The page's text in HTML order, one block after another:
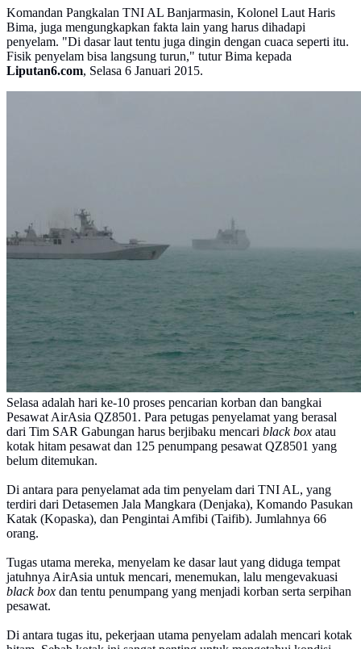
Komandan Pangkalan TNI AL Banjarmasin, Kolonel Laut Haris
Bima, juga mengungkapkan fakta lain yang harus dihadapi
penyelam. "Di dasar laut tentu juga dingin dengan cuaca seperti itu.
Fisik penyelam bisa langsung turun," tutur Bima kepada
Liputan6.com, Selasa 6 Januari 2015.
Selasa adalah hari ke-10 proses pencarian korban dan bangkai
Pesawat AirAsia QZ8501. Para petugas penyelamat yang berasal
dari Tim SAR Gabungan harus berjibaku mencari black box atau
kotak hitam pesawat dan 125 penumpang pesawat QZ8501 yang
belum ditemukan.
Di antara para penyelamat ada tim penyelam dari TNI AL, yang
terdiri dari Detasemen Jala Mangkara (Denjaka), Komando Pasukan
Katak (Kopaska), dan Pengintai Amfibi (Taifib). Jumlahnya 66
orang.
Tugas utama mereka, menyelam ke dasar laut yang diduga tempat
jatuhnya AirAsia untuk mencari, menemukan, lalu mengevakuasi
black box dan tentu penumpang yang menjadi korban serta serpihan
pesawat.
Di antara tugas itu, pekerjaan utama penyelam adalah mencari kotak